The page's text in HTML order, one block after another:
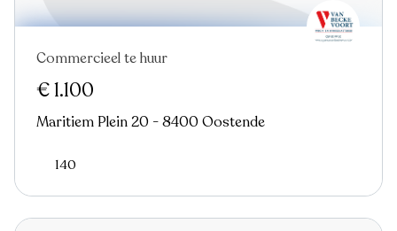
Nieuw
Commercieel te huur
€ 1.100
Maritiem Plein 20 - 8400 Oostende
140